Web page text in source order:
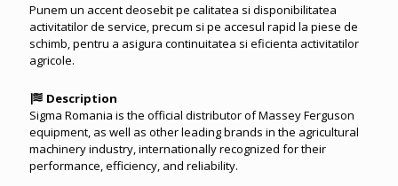
Punem un accent deosebit pe calitatea si disponibilitatea
activitatilor de service, precum si pe accesul rapid la piese de
schimb, pentru a asigura continuitatea si eficienta activitatilor
agricole.
Description
Sigma Romania is the official distributor of Massey Ferguson
equipment, as well as other leading brands in the agricultural
machinery industry, internationally recognized for their
performance, efficiency, and reliability.